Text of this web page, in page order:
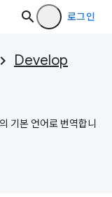
로그인
Develop
기본 언어로 번역합니